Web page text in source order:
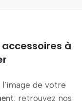
à
de votre
, retrouvez nos